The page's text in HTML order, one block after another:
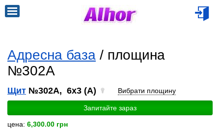
Адресна база / площина
№302A
Щит №302A, 6x3 (A) Вибрати площину
Запитайте зараз
цена: 6,300.00 грн